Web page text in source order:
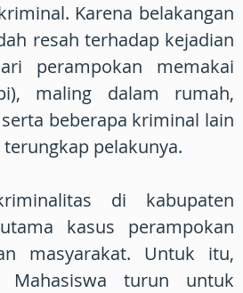
Karena belakangan
resah terhadap kejadian
perampokan memakai
maling dalam rumah,
beberapa kriminal lain
pelakunya.
di kabupaten
kasus perampokan
masyarakat. Untuk itu,
Mahasiswa turun untuk